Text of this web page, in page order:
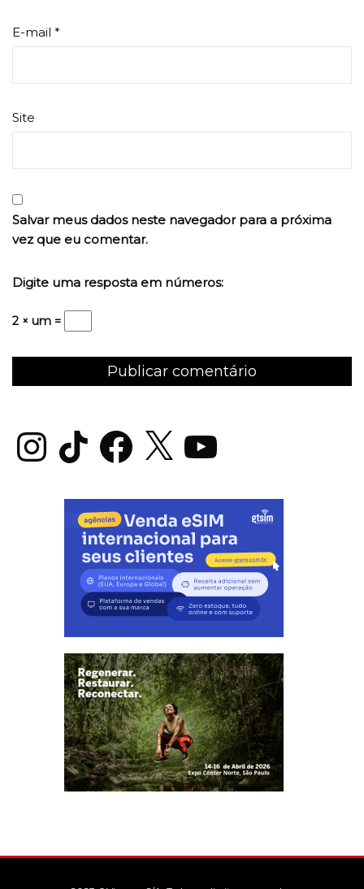
E-mail *
Site
Salvar meus dados neste navegador para a próxima
vez que eu comentar.
Digite uma resposta em números:
2 × um =
InstagramTikTok Facebook
X YouTube